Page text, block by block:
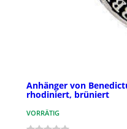
Anhänger von
rhodiniert, brüniert
VORRÄTIG